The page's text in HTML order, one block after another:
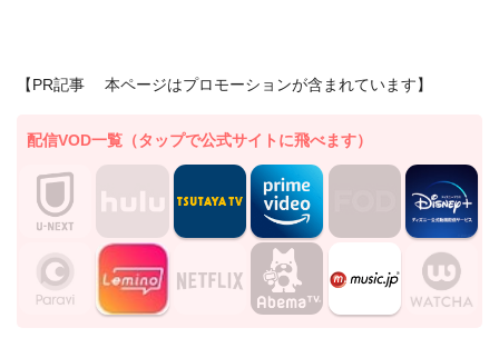
【PR記事 本ページはプロモーションが含まれています】
配信VOD一覧（タップで公式サイトに飛べます）